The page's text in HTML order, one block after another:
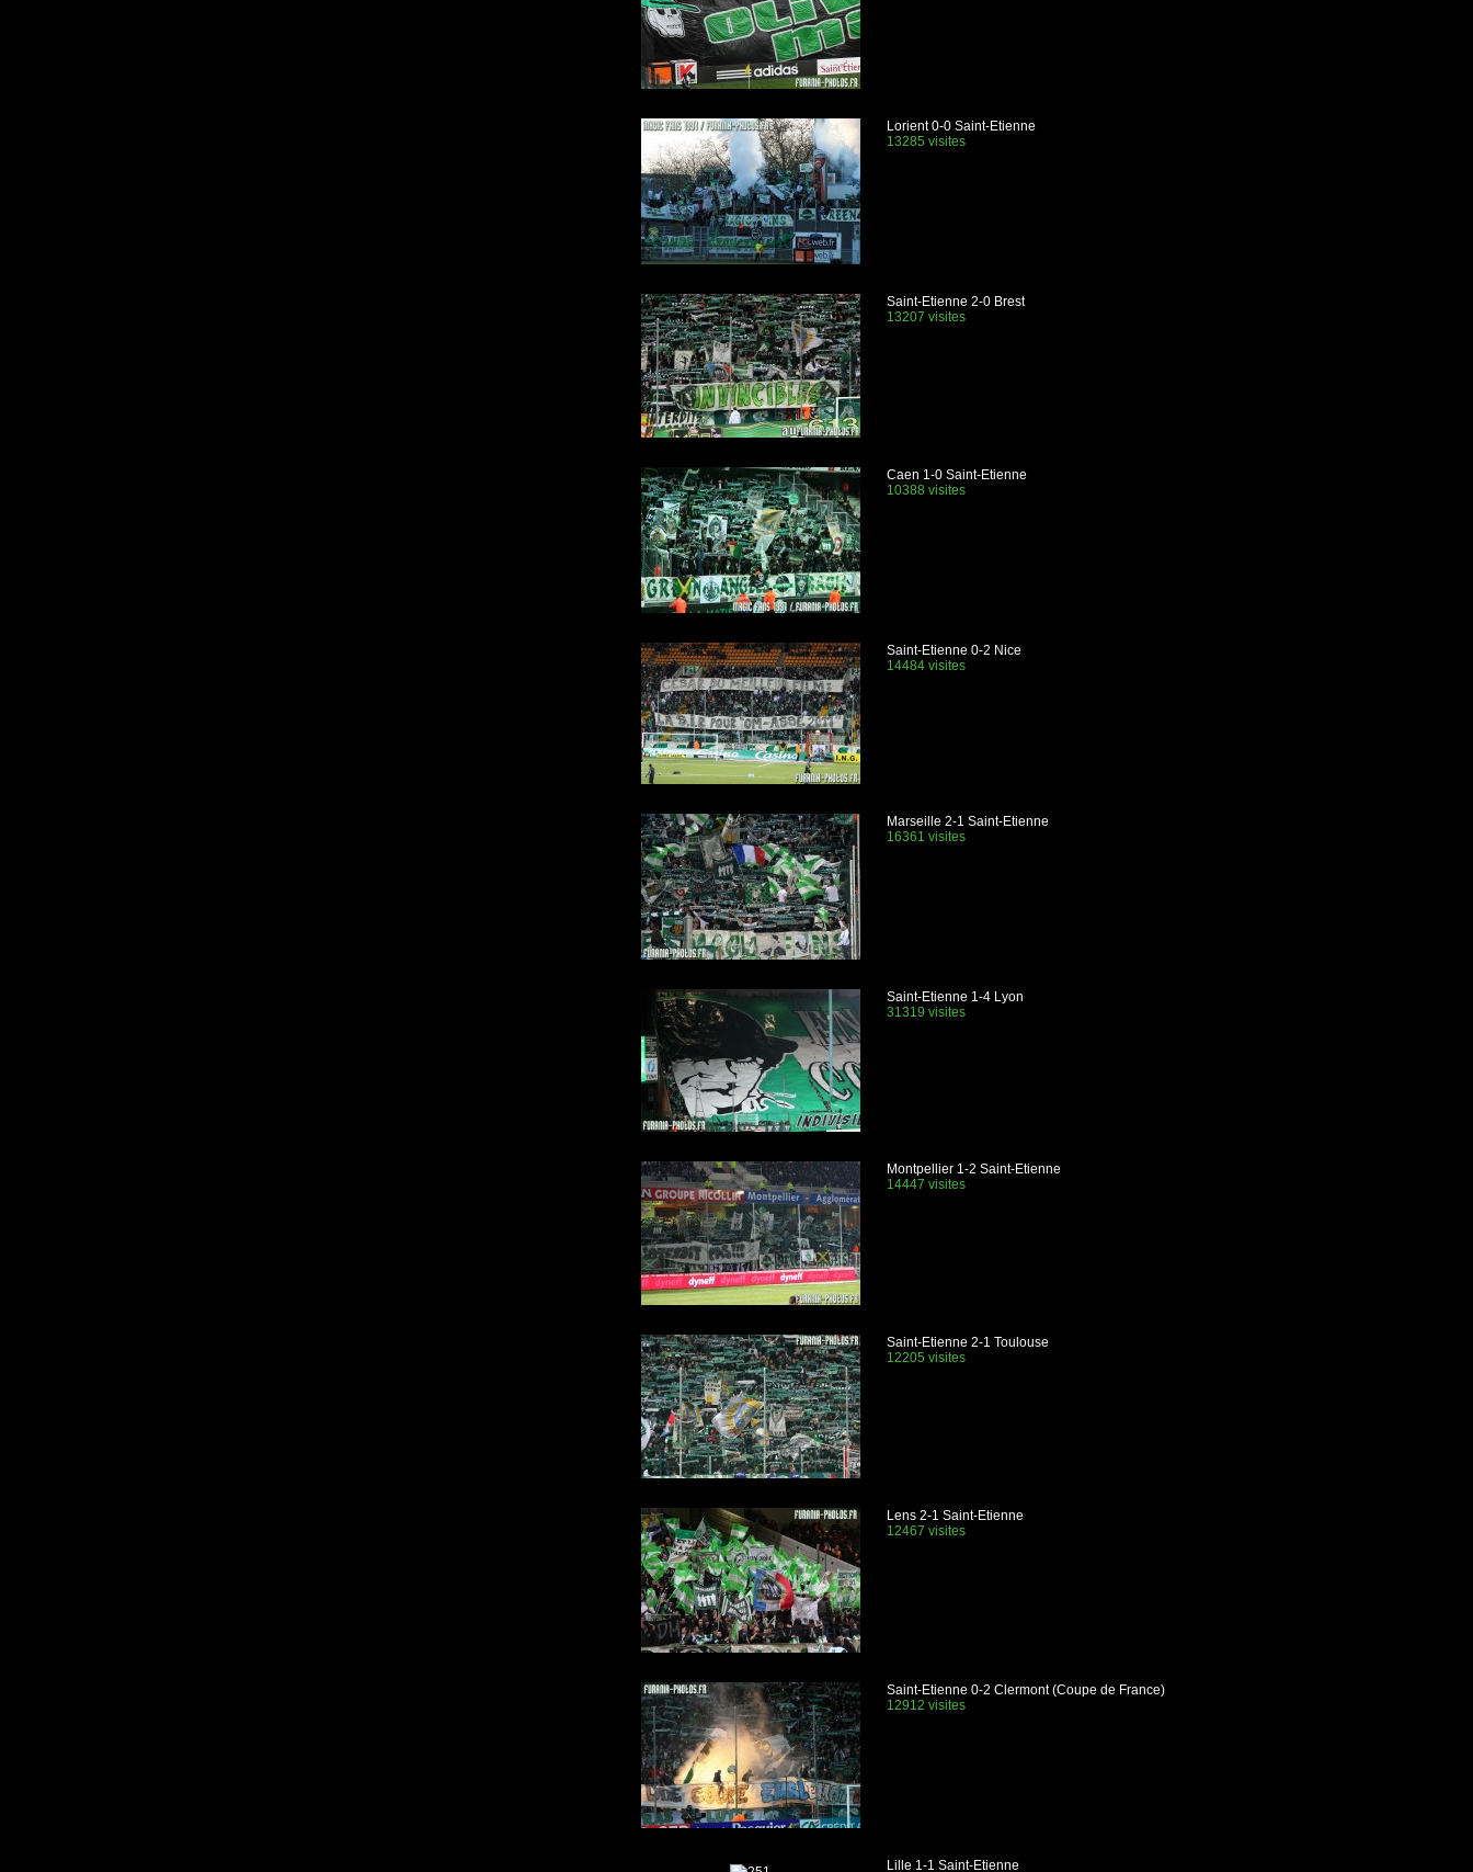
Lorient 0-0 Saint-Etienne
13285 visites
Saint-Etienne 2-0 Brest
13207 visites
Caen 1-0 Saint-Etienne
10388 visites
Saint-Etienne 0-2 Nice
14484 visites
Marseille 2-1 Saint-Etienne
16361 visites
Saint-Etienne 1-4 Lyon
31319 visites
Montpellier 1-2 Saint-Etienne
14447 visites
Saint-Etienne 2-1 Toulouse
12205 visites
Lens 2-1 Saint-Etienne
12467 visites
Saint-Etienne 0-2 Clermont (Coupe de France)
12912 visites
Lille 1-1 Saint-Etienne